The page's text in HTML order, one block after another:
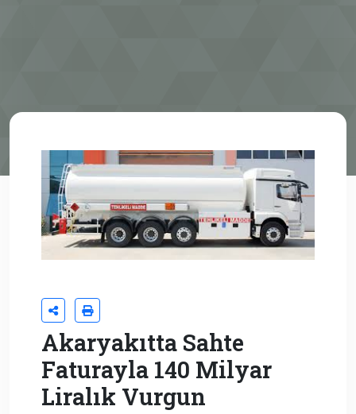
Akaryakıtta Sahte
Faturayla 140 Milyar
Liralık Vurgun